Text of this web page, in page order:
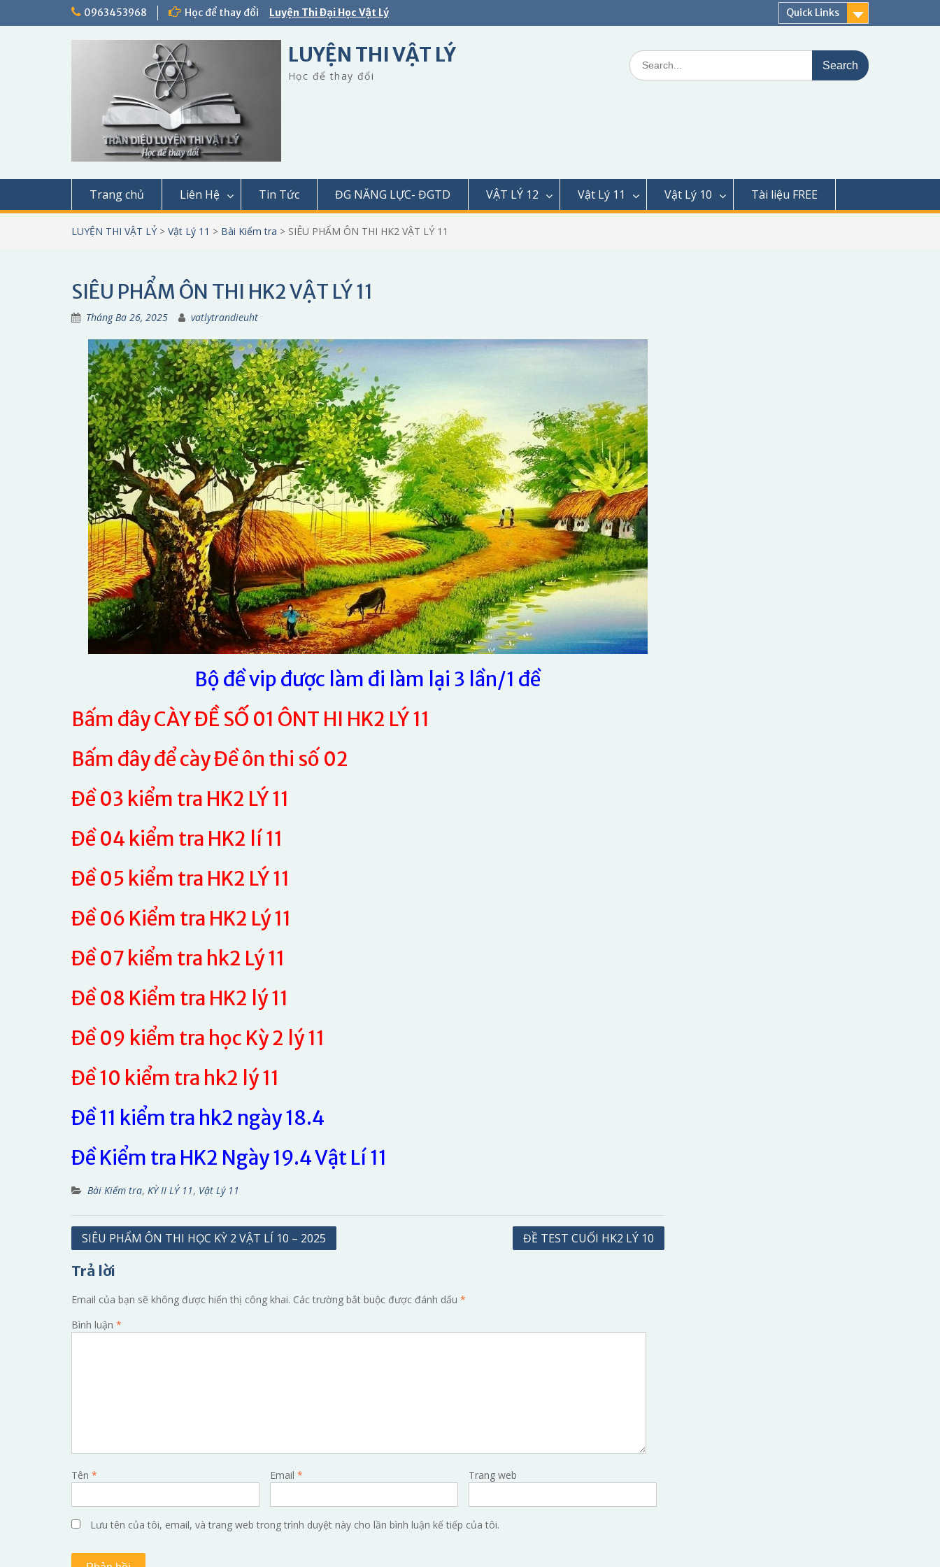
0963453968 Học để thay đổi Luyện Thi Đại Học Vật Lý Quick Links
LUYỆN THI VẬT LÝ
Học để thay đổi
Search
for:
Trang chủ Liên Hệ Tin Tức ĐG NĂNG LỰC- ĐGTD VẬT LÝ 12 Vật Lý 11 Vật Lý 10 Tài liệu FREE
LUYỆN THI VẬT LÝ > Vật Lý 11 > Bài Kiểm tra > SIÊU PHẨM ÔN THI HK2 VẬT LÝ 11
SIÊU PHẨM ÔN THI HK2 VẬT LÝ 11
Tháng Ba 26, 2025 vatlytrandieuht
Bộ đề vip được làm đi làm lại 3 lần/1 đề
Bấm đây CÀY ĐỀ SỐ 01 ÔNT HI HK2 LÝ 11
Bấm đây để cày Đề ôn thi số 02
Đề 03 kiểm tra HK2 LÝ 11
Đề 04 kiểm tra HK2 lí 11
Đề 05 kiểm tra HK2 LÝ 11
Đề 06 Kiểm tra HK2 Lý 11
Đề 07 kiểm tra hk2 Lý 11
Đề 08 Kiểm tra HK2 lý 11
Đề 09 kiểm tra học Kỳ 2 lý 11
Đề 10 kiểm tra hk2 lý 11
Đề 11 kiểm tra hk2 ngày 18.4
Đề Kiểm tra HK2 Ngày 19.4 Vật Lí 11
Bài Kiểm tra, KỲ II LÝ 11, Vật Lý 11
Điều
bài
viết
SIÊU PHẨM ÔN THI HỌC KỲ 2 VẬT LÍ 10 – 2025 ĐỀ TEST CUỐI HK2 LÝ 10
Trả lời
Email của bạn sẽ không được hiển thị công khai. Các trường bắt buộc được đánh dấu *
Bình luận *
Tên * Email * Trang web
Lưu tên của tôi, email, và trang web trong trình duyệt này cho lần bình luận kế tiếp của tôi.